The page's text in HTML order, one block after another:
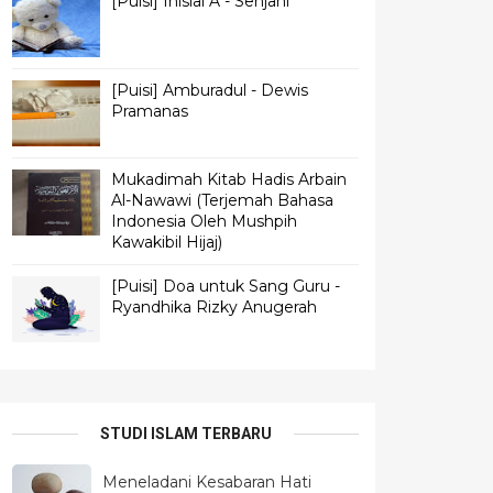
[Puisi] Amburadul - Dewis
Pramanas
Mukadimah Kitab Hadis Arbain
Al-Nawawi (Terjemah Bahasa
Indonesia Oleh Mushpih
Kawakibil Hijaj)
[Puisi] Doa untuk Sang Guru -
Ryandhika Rizky Anugerah
STUDI ISLAM TERBARU
Meneladani Kesabaran Hati